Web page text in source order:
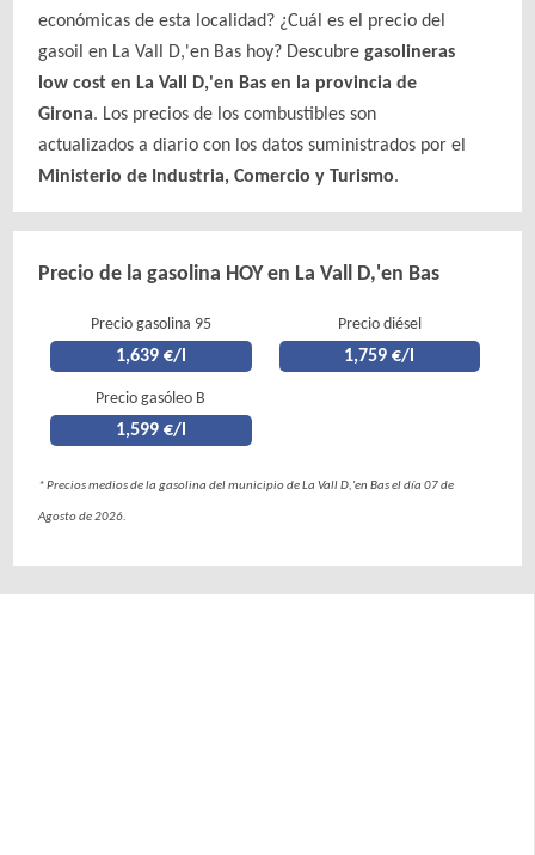
económicas de esta localidad? ¿Cuál es el precio del
gasoil en La Vall D,'en Bas hoy? Descubregasolineras
low cost en La Vall D,'en Bas en la provincia de
Girona. Los precios de los combustibles son
actualizados a diario con los datos suministrados por el
Ministerio de Industria, Comercio y Turismo.
Precio de la gasolina HOY en La Vall D,'en Bas
Precio gasolina 95
1,639 €/l
Precio diésel
1,759 €/l
Precio gasóleo B
1,599 €/l
* Precios medios de la gasolina del municipio de La Vall D,'en Bas el día 07 de
Agosto de 2026.